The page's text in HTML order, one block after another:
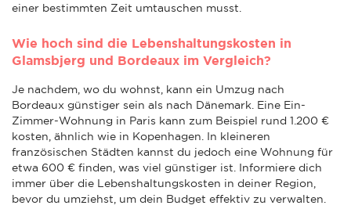
einer bestimmten Zeit umtauschen musst.
Wie hoch sind die Lebenshaltungskosten in
Glamsbjerg und Bordeaux im Vergleich?
Je nachdem, wo du wohnst, kann ein Umzug nach
Bordeaux günstiger sein als nach Dänemark. Eine Ein-
Zimmer-Wohnung in Paris kann zum Beispiel rund 1.200 €
kosten, ähnlich wie in Kopenhagen. In kleineren
französischen Städten kannst du jedoch eine Wohnung für
etwa 600 € finden, was viel günstiger ist. Informiere dich
immer über die Lebenshaltungskosten in deiner Region,
bevor du umziehst, um dein Budget effektiv zu verwalten.